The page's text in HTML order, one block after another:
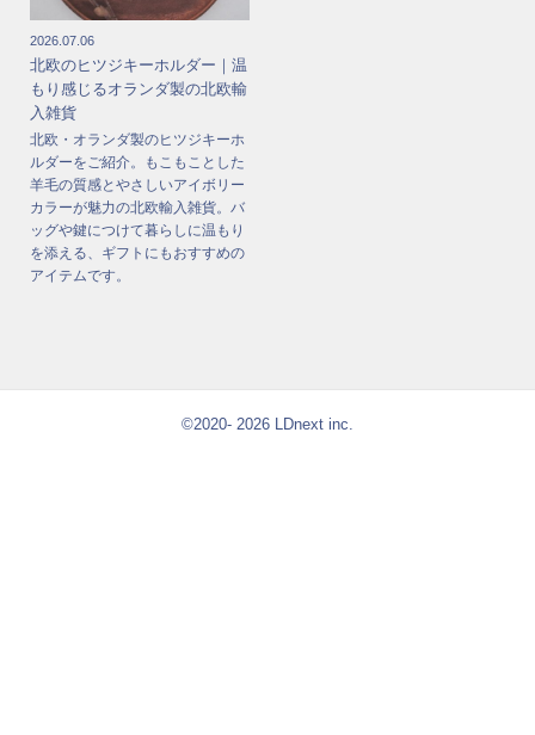
2026.07.06
北欧のヒツジキーホルダー｜温
もり感じるオランダ製の北欧輸
入雑貨
北欧・オランダ製のヒツジキーホ
ルダーをご紹介。もこもことした
羊毛の質感とやさしいアイボリー
カラーが魅力の北欧輸入雑貨。バ
ッグや鍵につけて暮らしに温もり
を添える、ギフトにもおすすめの
アイテムです。
©2020- 2026 LDnext inc.